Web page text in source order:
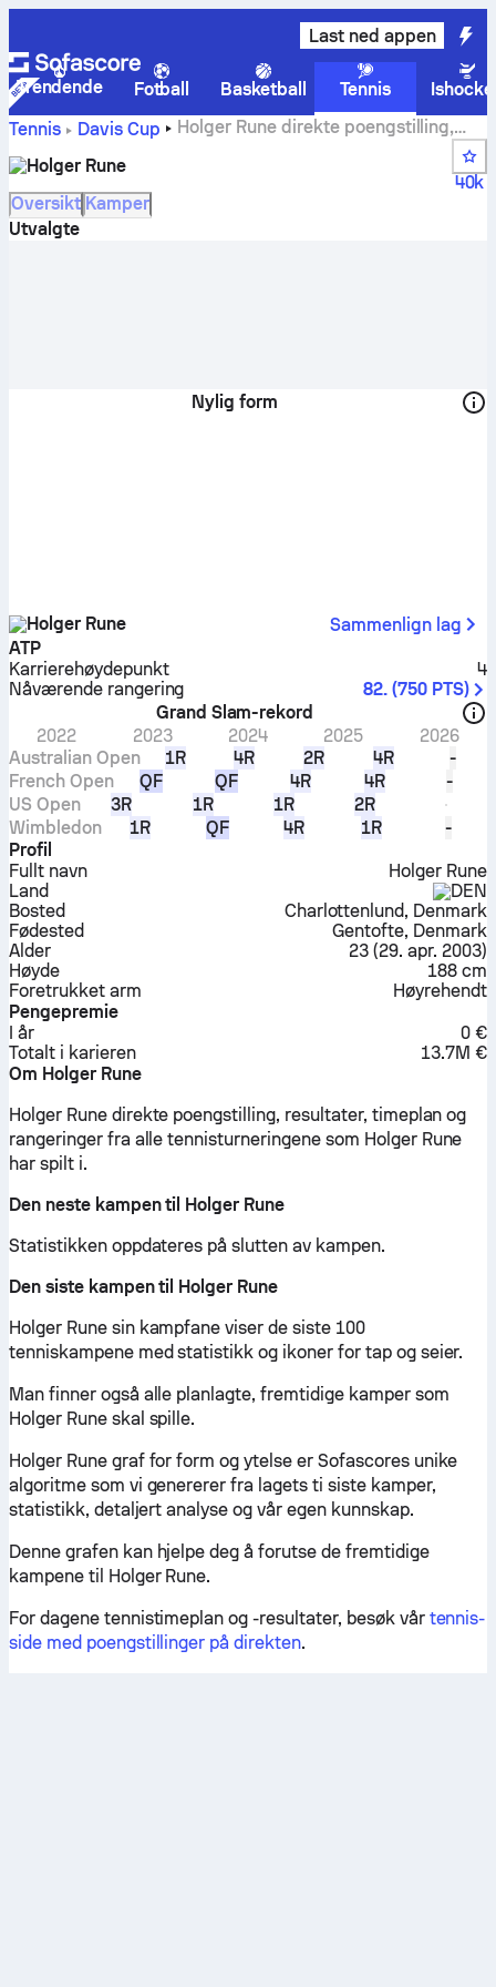
Last ned appen
Trendende Fotball Basketball Tennis
Tennis
Davis Cup
Holger Rune direkte poengstilling,
Holger Rune
40k
Oversikt Kamper
Utvalgte
Nylig form
Holger Rune
Sammenlign lag
ATP
Karrierehøydepunkt
4
Nåværende rangering
82. (750 PTS)
Grand Slam-rekord
2022
2023 2024 2025
2026
Australian Open
1R 4R 2R 4R
-
French Open
QF QF 4R 4R
-
US Open
3R 1R 1R
2R
Wimbledon
1R QF 4R 1R
-
Profil
Fullt navn
Holger Rune
Land
DEN
Bosted
Charlottenlund, Denmark
Fødested
Gentofte, Denmark
Alder
23 (29. apr. 2003)
Høyde
188 cm
Foretrukket arm
Høyrehendt
Pengepremie
I år
0 €
Totalt i karieren
13.7M €
Om Holger Rune
Holger Rune direkte poengstilling, resultater, timeplan og
rangeringer fra alle tennisturneringene som Holger Rune
har spilt i.
Den neste kampen til Holger Rune
Statistikken oppdateres på slutten av kampen.
Den siste kampen til Holger Rune
Holger Rune sin kampfane viser de siste 100
tenniskampene med statistikk og ikoner for tap og seier.
Man finner også alle planlagte, fremtidige kamper som
Holger Rune skal spille.
Holger Rune graf for form og ytelse er Sofascores unike
algoritme som vi genererer fra lagets ti siste kamper,
statistikk, detaljert analyse og vår egen kunnskap.
Denne grafen kan hjelpe deg å forutse de fremtidige
kampene til Holger Rune.
For dagene tennistimeplan og -resultater, besøk vår tennis-
side med poengstillinger på direkten.